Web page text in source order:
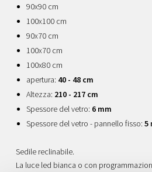
90x90 cm
100x100 cm
90x70 cm
100x70 cm
100x80 cm
apertura: 40 - 48 cm
Altezza: 210 - 217 cm
Spessore del vetro: 6 mm
Spessore del vetro - pannello fisso: 5
Sedile reclinabile.
La luce led bianca o con